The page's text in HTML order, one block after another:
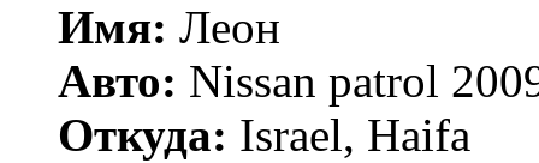
Имя: Леон
Авто: Nissan patrol
Откуда: Israel, Haifa